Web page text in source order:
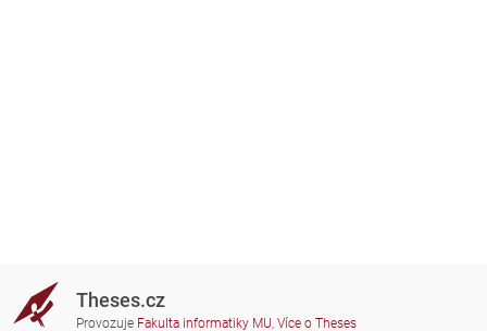
Theses.cz
Provozuje Fakulta informatiky MU, Více o Theses